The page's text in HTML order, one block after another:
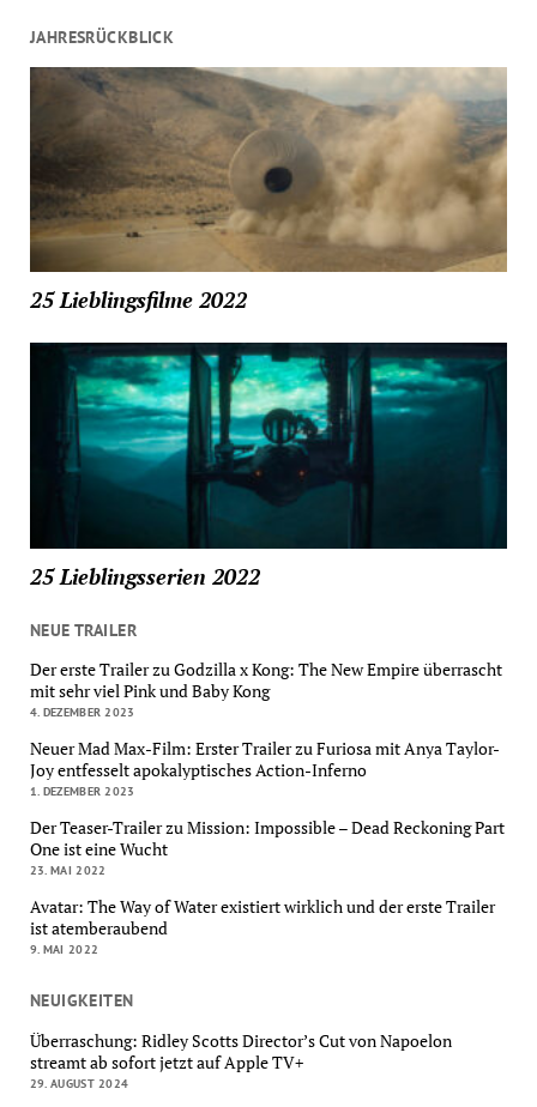
JAHRESRÜCKBLICK
25 Lieblingsfilme 2022
25 Lieblingsserien 2022
NEUE TRAILER
Der erste Trailer zu Godzilla x Kong: The New Empire überrascht
mit sehr viel Pink und Baby Kong
4. DEZEMBER 2023
Neuer Mad Max-Film: Erster Trailer zu Furiosa mit Anya Taylor-
Joy entfesselt apokalyptisches Action-Inferno
1. DEZEMBER 2023
Der Teaser-Trailer zu Mission: Impossible – Dead Reckoning Part
One ist eine Wucht
23. MAI 2022
Avatar: The Way of Water existiert wirklich und der erste Trailer
ist atemberaubend
9. MAI 2022
NEUIGKEITEN
Überraschung: Ridley Scotts Director’s Cut von Napoelon
streamt ab sofort jetzt auf Apple TV+
29. AUGUST 2024